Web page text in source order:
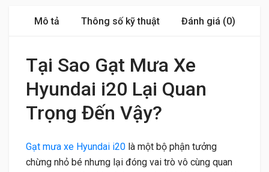
Mô tả Thông số kỹ thuật Đánh giá (0)
Tại Sao Gạt Mưa Xe
Hyundai i20 Lại Quan
Trọng Đến Vậy?
Gạt mưa xe Hyundai i20 là một bộ phận tưởng
chừng nhỏ bé nhưng lại đóng vai trò vô cùng quan